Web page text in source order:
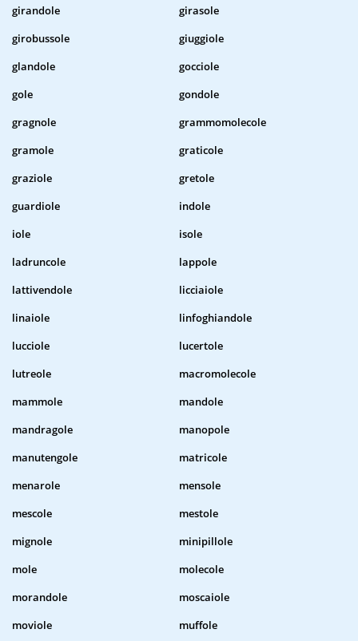
girandole
girasole
girobussole
giuggiole
glandole
gocciole
gole
gondole
gragnole
grammomolecole
gramole
graticole
graziole
gretole
guardiole
indole
iole
isole
ladruncole
lappole
lattivendole
licciaiole
linaiole
linfoghiandole
lucciole
lucertole
lutreole
macromolecole
mammole
mandole
mandragole
manopole
manutengole
matricole
menarole
mensole
mescole
mestole
mignole
minipillole
mole
molecole
morandole
moscaiole
moviole
muffole